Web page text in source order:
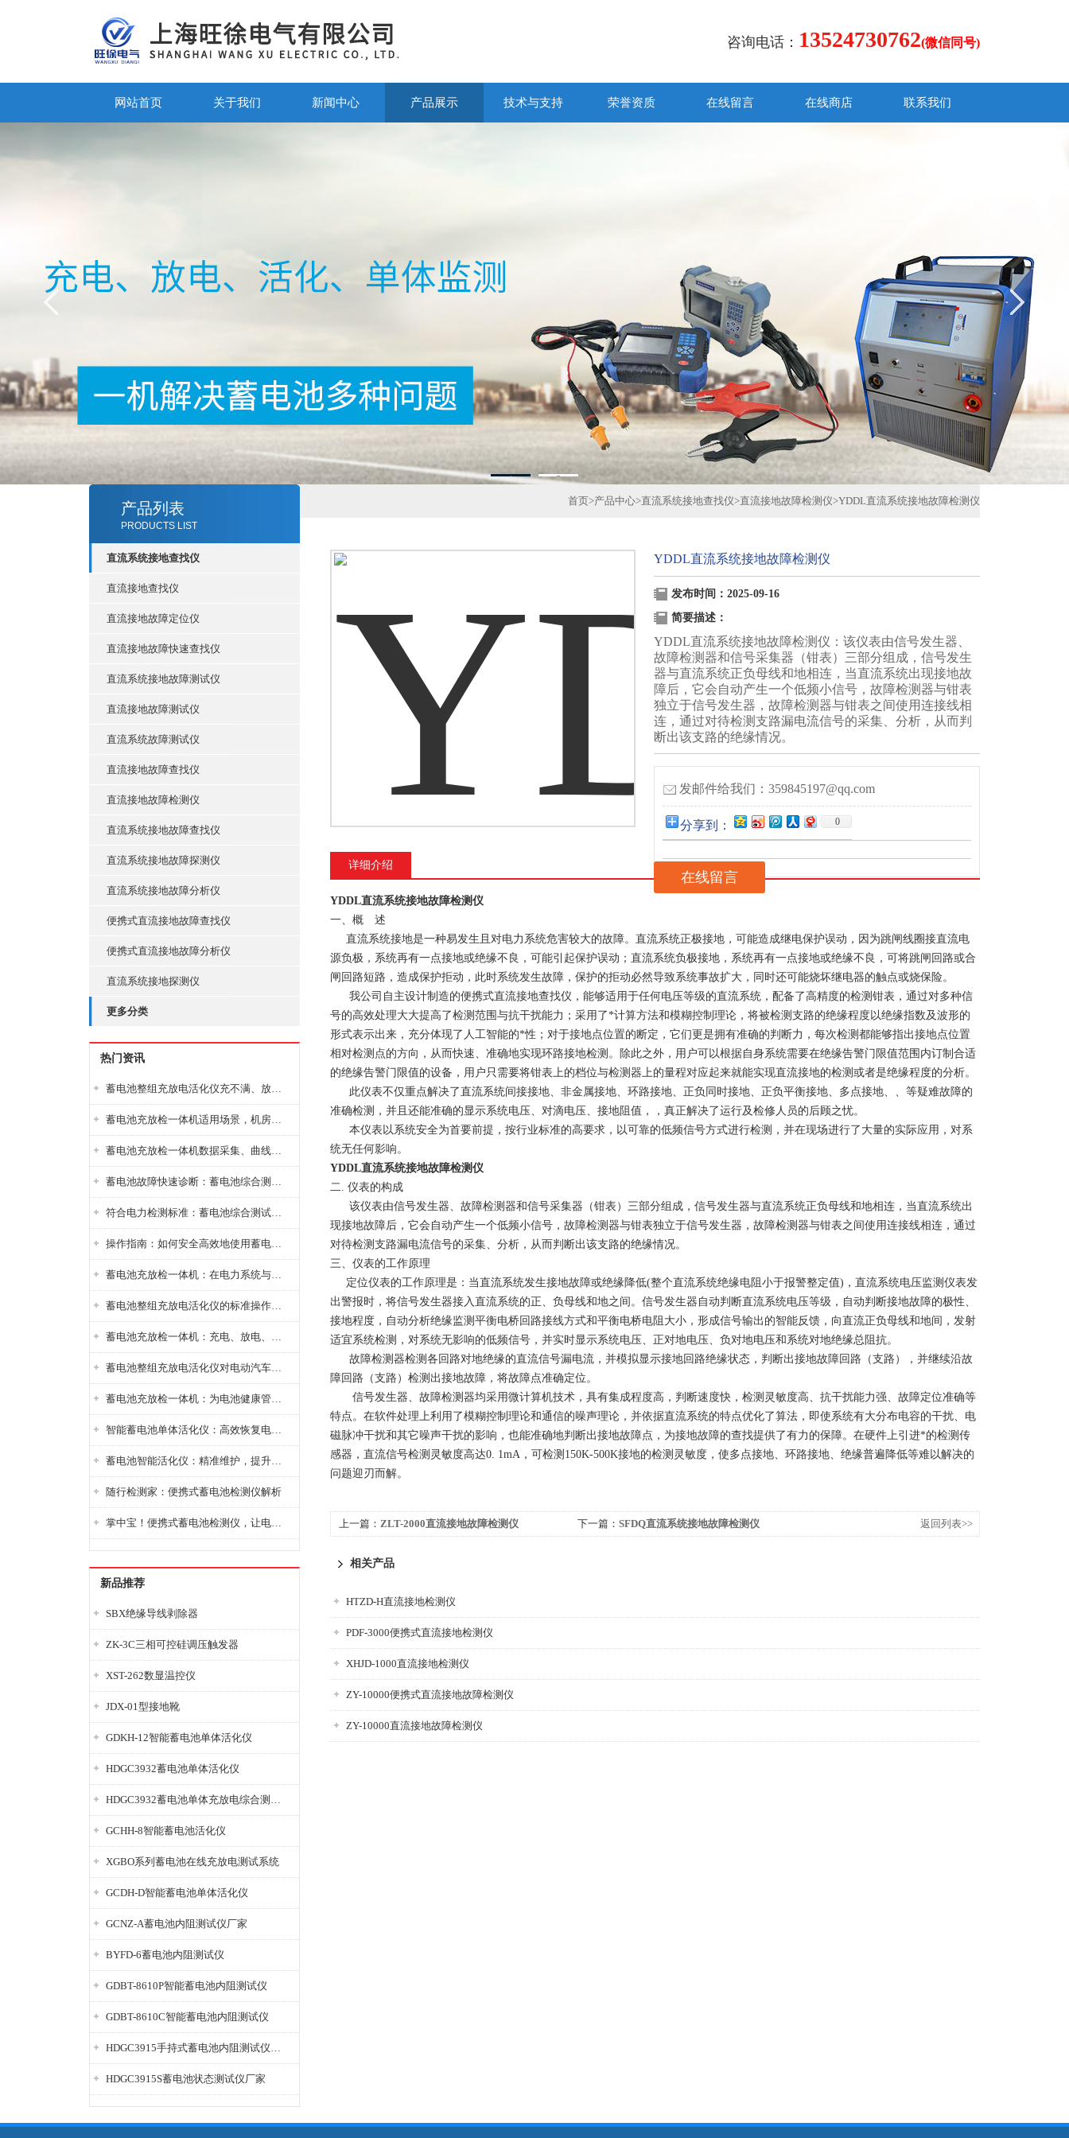
咨询电话： 13524730762(微信同号)
网站首页 关于我们 新闻中心 产品展示 技术与支持 荣誉资质 在线留言 在线商店 联系我们
1 2
产品列表
PRODUCTS LIST
直流系统接地查找仪
直流接地查找仪
直流接地故障定位仪
直流接地故障快速查找仪
直流系统接地故障测试仪
直流接地故障测试仪
直流系统故障测试仪
直流接地故障查找仪
直流接地故障检测仪
直流系统接地故障查找仪
直流系统接地故障探测仪
直流系统接地故障分析仪
便携式直流接地故障查找仪
便携式直流接地故障分析仪
直流系统接地探测仪
更多分类
热门资讯
蓄电池整组充放电活化仪充不满、放不完怎么办？
蓄电池充放检一体机适用场景，机房基站变电站铅酸蓄电池维护检测应用
蓄电池充放检一体机数据采集、曲线分析与电池健康状态智能评估功能详解
蓄电池故障快速诊断：蓄电池综合测试仪判断落后电池的方法与标准
符合电力检测标准：蓄电池综合测试仪测试规范与精度校准方法详解
操作指南：如何安全高效地使用蓄电池智能活化仪？
蓄电池充放检一体机：在电力系统与储能设备中的创新应用，确保蓄电池性能与可靠性
蓄电池整组充放电活化仪的标准操作流程：从接线设置到充放电参数设定的安全规范
蓄电池充放检一体机：充电、放电、检测三功能集成设备
蓄电池整组充放电活化仪对电动汽车电池有帮助吗？
蓄电池充放检一体机：为电池健康管理提供一站式解决方案
智能蓄电池单体活化仪：高效恢复电池性能，延长蓄电池使用寿命
蓄电池智能活化仪：精准维护，提升电池健康状态
随行检测家：便携式蓄电池检测仪解析
掌中宝！便携式蓄电池检测仪，让电池检测变得简单又快捷！
新品推荐
SBX绝缘导线剥除器
ZK-3C三相可控硅调压触发器
XST-262数显温控仪
JDX-01型接地靴
GDKH-12智能蓄电池单体活化仪
HDGC3932蓄电池单体活化仪
HDGC3932蓄电池单体充放电综合测试仪
GCHH-8智能蓄电池活化仪
XGBO系列蓄电池在线充放电测试系统
GCDH-D智能蓄电池单体活化仪
GCNZ-A蓄电池内阻测试仪厂家
BYFD-6蓄电池内阻测试仪
GDBT-8610P智能蓄电池内阻测试仪
GDBT-8610C智能蓄电池内阻测试仪
HDGC3915手持式蓄电池内阻测试仪厂家
HDGC3915S蓄电池状态测试仪厂家
首页>产品中心>直流系统接地查找仪>直流接地故障检测仪>YDDL直流系统接地故障检测仪
YDDL直流系统接地故障检测仪
发布时间：2025-09-16
简要描述：
YDDL直流系统接地故障检测仪：该仪表由信号发生器、
故障检测器和信号采集器（钳表）三部分组成，信号发生
器与直流系统正负母线和地相连，当直流系统出现接地故
障后，它会自动产生一个低频小信号，故障检测器与钳表
独立于信号发生器，故障检测器与钳表之间使用连接线相
连，通过对待检测支路漏电流信号的采集、分析，从而判
断出该支路的绝缘情况。
发邮件给我们：359845197@qq.com
分享到： 0
在线留言
详细介绍
YDDL直流系统接地故障检测仪
一、概 述
直流系统接地是一种易发生且对电力系统危害较大的故障。直流系统正极接地，可能造成继电保护误动，因为跳闸线圈接直流电
源负极，系统再有一点接地或绝缘不良，可能引起保护误动；直流系统负极接地，系统再有一点接地或绝缘不良，可将跳闸回路或合
闸回路短路，造成保护拒动，此时系统发生故障，保护的拒动必然导致系统事故扩大，同时还可能烧坏继电器的触点或烧保险。
我公司自主设计制造的便携式直流接地查找仪，能够适用于任何电压等级的直流系统，配备了高精度的检测钳表，通过对多种信
号的高效处理大大提高了检测范围与抗干扰能力；采用了*计算方法和模糊控制理论，将被检测支路的绝缘程度以绝缘指数及波形的
形式表示出来，充分体现了人工智能的*性；对于接地点位置的断定，它们更是拥有准确的判断力，每次检测都能够指出接地点位置
相对检测点的方向，从而快速、准确地实现环路接地检测。除此之外，用户可以根据自身系统需要在绝缘告警门限值范围内订制合适
的绝缘告警门限值的设备，用户只需要将钳表上的档位与检测器上的量程对应起来就能实现直流接地的检测或者是绝缘程度的分析。
此仪表不仅重点解决了直流系统间接接地、非金属接地、环路接地、正负同时接地、正负平衡接地、多点接地、、等疑难故障的
准确检测，并且还能准确的显示系统电压、对滴电压、接地阻值，，真正解决了运行及检修人员的后顾之忧。
本仪表以系统安全为首要前提，按行业标准的高要求，以可靠的低频信号方式进行检测，并在现场进行了大量的实际应用，对系
统无任何影响。
YDDL直流系统接地故障检测仪
二. 仪表的构成
该仪表由信号发生器、故障检测器和信号采集器（钳表）三部分组成，信号发生器与直流系统正负母线和地相连，当直流系统出
现接地故障后，它会自动产生一个低频小信号，故障检测器与钳表独立于信号发生器，故障检测器与钳表之间使用连接线相连，通过
对待检测支路漏电流信号的采集、分析，从而判断出该支路的绝缘情况。
三、仪表的工作原理
定位仪表的工作原理是：当直流系统发生接地故障或绝缘降低(整个直流系统绝缘电阻小于报警整定值)，直流系统电压监测仪表发
出警报时，将信号发生器接入直流系统的正、负母线和地之间。信号发生器自动判断直流系统电压等级，自动判断接地故障的极性、
接地程度，自动分析绝缘监测平衡电桥回路接线方式和平衡电桥电阻大小，形成信号输出的智能反馈，向直流正负母线和地间，发射
适宜系统检测，对系统无影响的低频信号，并实时显示系统电压、正对地电压、负对地电压和系统对地绝缘总阻抗。
故障检测器检测各回路对地绝缘的直流信号漏电流，并模拟显示接地回路绝缘状态，判断出接地故障回路（支路），并继续沿故
障回路（支路）检测出接地故障，将故障点准确定位。
信号发生器、故障检测器均采用微计算机技术，具有集成程度高，判断速度快，检测灵敏度高、抗干扰能力强、故障定位准确等
特点。在软件处理上利用了模糊控制理论和通信的噪声理论，并依据直流系统的特点优化了算法，即使系统有大分布电容的干扰、电
磁脉冲干扰和其它噪声干扰的影响，也能准确地判断出接地故障点，为接地故障的查找提供了有力的保障。在硬件上引进*的检测传
感器，直流信号检测灵敏度高达0. 1mA，可检测150K-500K接地的检测灵敏度，使多点接地、环路接地、绝缘普遍降低等难以解决的
问题迎刃而解。
上一篇： ZLT-2000直流接地故障检测仪 下一篇： SFDQ直流系统接地故障检测仪 返回列表>>
相关产品
HTZD-H直流接地检测仪
PDF-3000便携式直流接地检测仪
XHJD-1000直流接地检测仪
ZY-10000便携式直流接地故障检测仪
ZY-10000直流接地故障检测仪